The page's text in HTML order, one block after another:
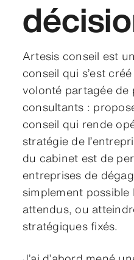
Artesis conseil est
conseil qui s’est
volonté partagée de
consultants :
conseil qui rende
stratégie de
du cabinet est de
entreprises de
simplement possible
attendus, ou
stratégiques fixés.